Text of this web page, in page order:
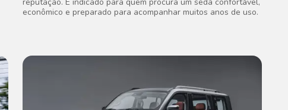
econômico e preparado para acompanhar muitos anos de uso.